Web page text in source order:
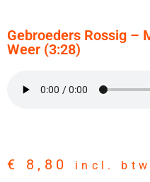
Gebroeders Rossig –
Weer (3:28)
€ 8,80 incl. btw